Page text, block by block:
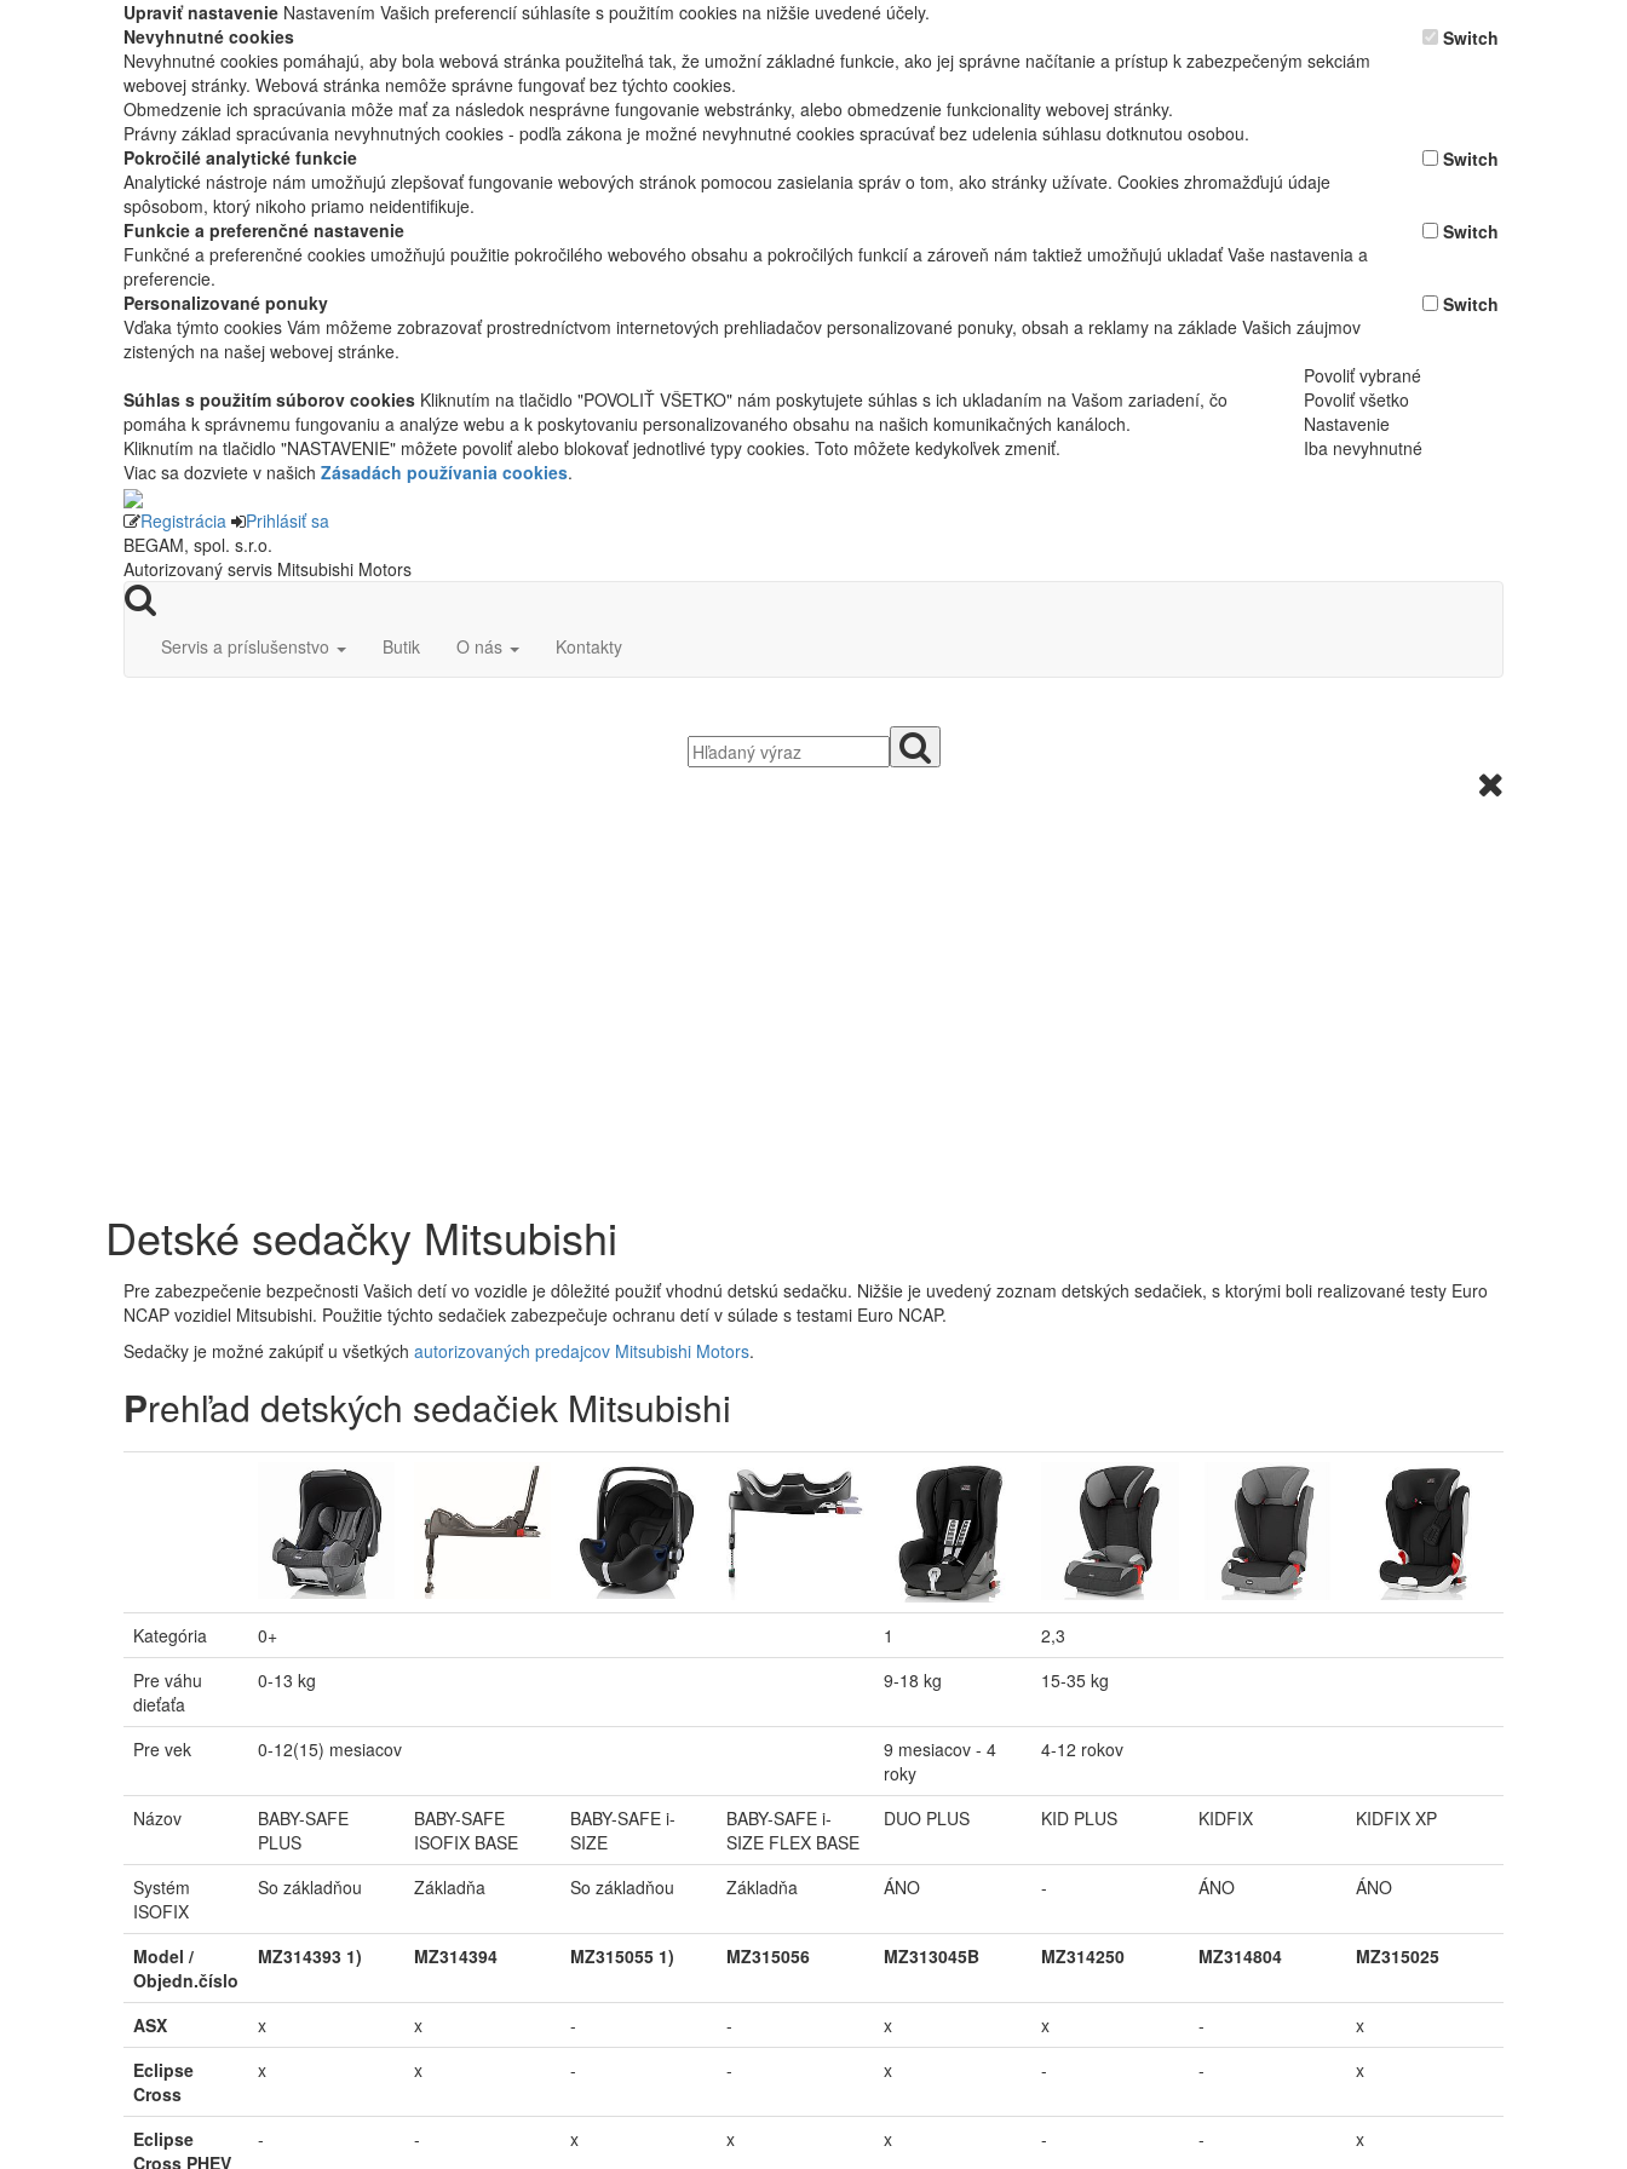
Upraviť nastavenie Nastavením Vašich preferencií súhlasíte s použitím cookies na nižšie uvedené účely.
Nevyhnutné cookies
Nevyhnutné cookies pomáhajú, aby bola webová stránka použiteľná tak, že umožní základné funkcie, ako jej správne načítanie a prístup k zabezpečeným sekciám
webovej stránky. Webová stránka nemôže správne fungovať bez týchto cookies.
Obmedzenie ich spracúvania môže mať za následok nesprávne fungovanie webstránky, alebo obmedzenie funkcionality webovej stránky.
Právny základ spracúvania nevyhnutných cookies - podľa zákona je možné nevyhnutné cookies spracúvať bez udelenia súhlasu dotknutou osobou.
Switch
Pokročilé analytické funkcie
Analytické nástroje nám umožňujú zlepšovať fungovanie webových stránok pomocou zasielania správ o tom, ako stránky užívate. Cookies zhromažďujú údaje
spôsobom, ktorý nikoho priamo neidentifikuje.
Switch
Funkcie a preferenčné nastavenie
Funkčné a preferenčné cookies umožňujú použitie pokročilého webového obsahu a pokročilých funkcií a zároveň nám taktiež umožňujú ukladať Vaše nastavenia a
preferencie.
Switch
Personalizované ponuky
Vďaka týmto cookies Vám môžeme zobrazovať prostredníctvom internetových prehliadačov personalizované ponuky, obsah a reklamy na základe Vašich záujmov
zistených na našej webovej stránke.
Switch
Povoliť vybrané
Súhlas s použitím súborov cookies Kliknutím na tlačidlo "POVOLIŤ VŠETKO" nám poskytujete súhlas s ich ukladaním na Vašom zariadení, čo
pomáha k správnemu fungovaniu a analýze webu a k poskytovaniu personalizovaného obsahu na našich komunikačných kanáloch.
Kliknutím na tlačidlo "NASTAVENIE" môžete povoliť alebo blokovať jednotlivé typy cookies. Toto môžete kedykoľvek zmeniť.
Viac sa dozviete v našich Zásadách používania cookies.
Povoliť všetko
Nastavenie
Iba nevyhnutné
Registrácia
Prihlásiť sa
BEGAM, spol. s.r.o.
Autorizovaný servis Mitsubishi Motors
Servis a príslušenstvo Butik O nás Kontakty
Detské sedačky Mitsubishi
Pre zabezpečenie bezpečnosti Vašich detí vo vozidle je dôležité použiť vhodnú detskú sedačku. Nižšie je uvedený zoznam detských sedačiek, s ktorými boli realizované testy Euro
NCAP vozidiel Mitsubishi. Použitie týchto sedačiek zabezpečuje ochranu detí v súlade s testami Euro NCAP.
Sedačky je možné zakúpiť u všetkých autorizovaných predajcov Mitsubishi Motors.
Prehľad detských sedačiek Mitsubishi
Kategória 0+ 1
2,3
Pre váhu
dieťaťa
0-13 kg 9-18 kg 15-35 kg
Pre vek 0-12(15) mesiacov
9 mesiacov - 4
roky
4-12 rokov
Názov
BABY-SAFE
PLUS
BABY-SAFE
ISOFIX BASE
BABY-SAFE i-
SIZE
BABY-SAFE i-
SIZE FLEX BASE
DUO PLUS KID PLUS KIDFIX KIDFIX XP
Systém
ISOFIX
So základňou Základňa So základňou Základňa ÁNO - ÁNO ÁNO
Model /
Objedn.číslo
MZ314393 1) MZ314394 MZ315055 1) MZ315056 MZ313045B MZ314250 MZ314804 MZ315025
ASX x x - - x x -
x
Eclipse
Cross
x x - - x - - x
Eclipse
Cross PHEV
- - x x x - - x